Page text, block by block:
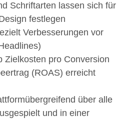
Schriftarten lassen sich für
festlegen
Verbesserungen vor
Zielkosten pro Conversion
(ROAS) erreicht
über alle
und in einer